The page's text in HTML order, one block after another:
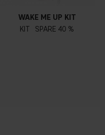
WAKE ME UP KIT
KIT
40 %